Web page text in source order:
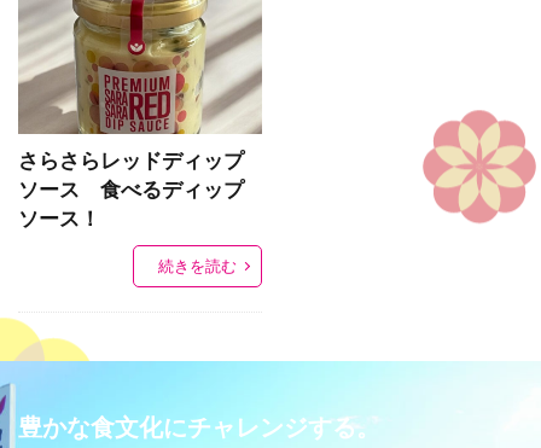
さらさらレッドディップ
ソース 食べるディップ
ソース！
続きを読む
豊かな食文化にチャレンジする。